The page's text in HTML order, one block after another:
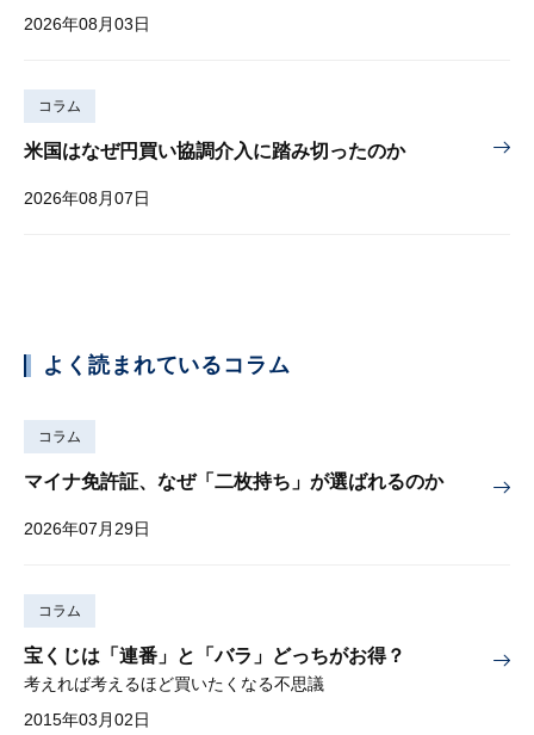
2026年08月03日
コラム
米国はなぜ円買い協調介入に踏み切ったのか
2026年08月07日
よく読まれているコラム
コラム
マイナ免許証、なぜ「二枚持ち」が選ばれるのか
2026年07月29日
コラム
宝くじは「連番」と「バラ」どっちがお得？
考えれば考えるほど買いたくなる不思議
2015年03月02日